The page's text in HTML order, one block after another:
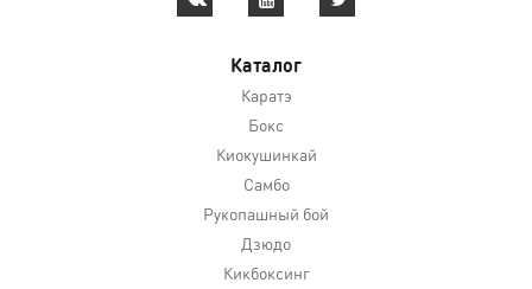
Каталог
Каратэ
Бокс
Киокушинкай
Самбо
Рукопашный бой
Дзюдо
Кикбоксинг